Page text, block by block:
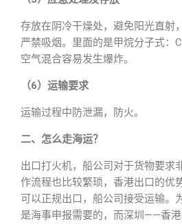
存放在阴冷干燥处，避免阳光直射
严禁吸烟。里面的是甲烷分子式：
空气混合容易发生爆炸。
（6）运输要求
运输过程中防泄漏，防火。
二、怎么走海运？
出口打火机，船公司对于货物要求
作流程也比较繁琐，香港出口的优
可以正规出口，船公司接受运输。
是海事申报需要的，而深圳——香